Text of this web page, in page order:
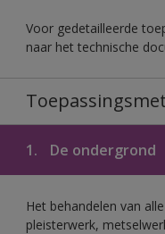
Voor gedetailleerde
naar het technische
1. De ondergrond
Het behandelen van
pleisterwerk,